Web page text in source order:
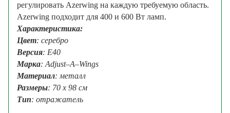
регулировать Azerwing на каждую требуемую область.
Azerwing подходит для 400 и 600 Вт ламп.
Характеристика:
Цвет: серебро
Версия: E40
Марка: Adjust–A–Wings
Материал: металл
Размеры: 70 х 98 см
Тип: отражатель